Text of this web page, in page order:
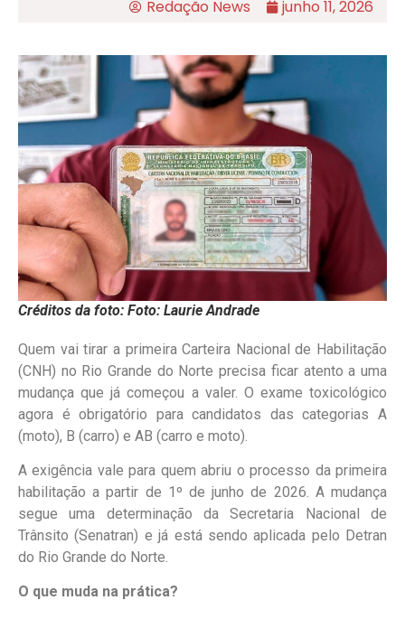
Redação News junho 11, 2026
Créditos da foto: Foto: Laurie Andrade
Quem vai tirar a primeira Carteira Nacional de Habilitação
(CNH) no Rio Grande do Norte precisa ficar atento a uma
mudança que já começou a valer. O exame toxicológico
agora é obrigatório para candidatos das categorias A
(moto), B (carro) e AB (carro e moto).
A exigência vale para quem abriu o processo da primeira
habilitação a partir de 1º de junho de 2026. A mudança
segue uma determinação da Secretaria Nacional de
Trânsito (Senatran) e já está sendo aplicada pelo Detran
do Rio Grande do Norte.
O que muda na prática?